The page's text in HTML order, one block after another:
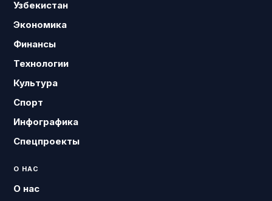
Узбекистан
Экономика
Финансы
Технологии
Культура
Спорт
Инфографика
Спецпроекты
О НАС
О нас